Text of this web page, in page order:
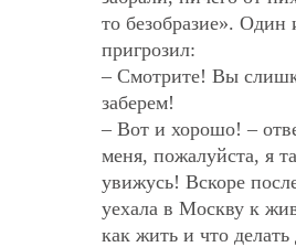
то безобразие». Один
пригрозил:
– Смотрите! Вы
заберем!
– Вот и хорошо! –
меня, пожалуйста, я
увижусь! Вскоре
уехала в Москву к
как жить и что